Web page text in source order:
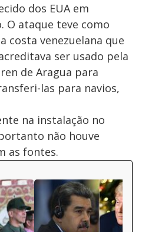
dos EUA em
O ataque teve como
costa venezuelana que
ser usado pela
de Aragua para
las para navios,
na instalação no
não houve
as fontes.